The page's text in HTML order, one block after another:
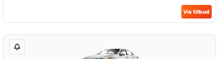
Vis tilbud